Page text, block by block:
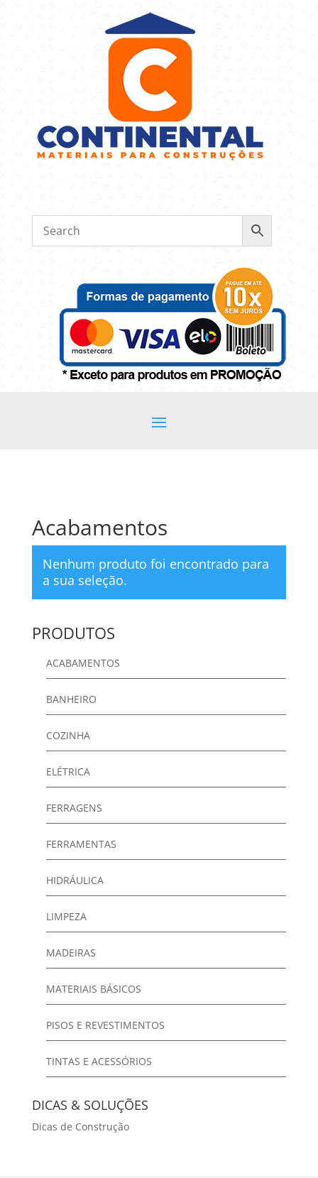
Acabamentos
Nenhum produto foi encontrado para
a sua seleção.
PRODUTOS
ACABAMENTOS
BANHEIRO
COZINHA
ELÉTRICA
FERRAGENS
FERRAMENTAS
HIDRÁULICA
LIMPEZA
MADEIRAS
MATERIAIS BÁSICOS
PISOS E REVESTIMENTOS
TINTAS E ACESSÓRIOS
DICAS & SOLUÇÕES
Dicas de Construção